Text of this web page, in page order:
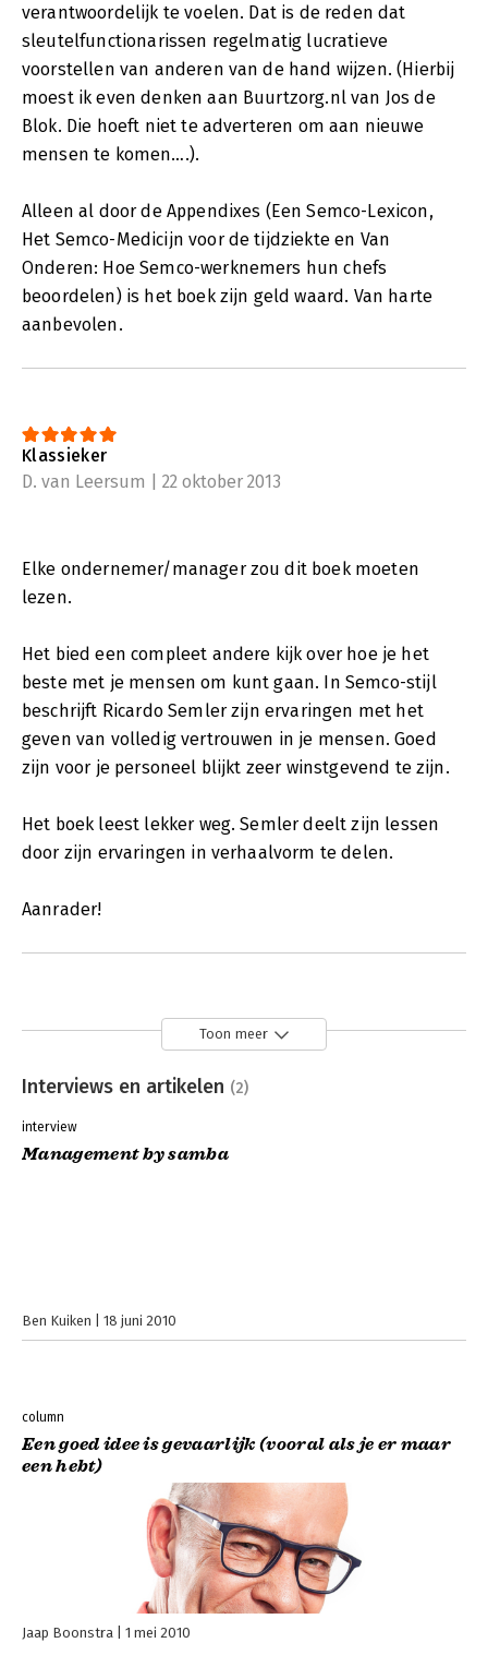
verantwoordelijk te voelen. Dat is de reden dat
sleutelfunctionarissen regelmatig lucratieve
voorstellen van anderen van de hand wijzen. (Hierbij
moest ik even denken aan Buurtzorg.nl van Jos de
Blok. Die hoeft niet te adverteren om aan nieuwe
mensen te komen….).
Alleen al door de Appendixes (Een Semco-Lexicon,
Het Semco-Medicijn voor de tijdziekte en Van
Onderen: Hoe Semco-werknemers hun chefs
beoordelen) is het boek zijn geld waard. Van harte
aanbevolen.
Klassieker
D. van Leersum | 22 oktober 2013
Elke ondernemer/manager zou dit boek moeten
lezen.
Het bied een compleet andere kijk over hoe je het
beste met je mensen om kunt gaan. In Semco-stijl
beschrijft Ricardo Semler zijn ervaringen met het
geven van volledig vertrouwen in je mensen. Goed
zijn voor je personeel blijkt zeer winstgevend te zijn.
Het boek leest lekker weg. Semler deelt zijn lessen
door zijn ervaringen in verhaalvorm te delen.
Aanrader!
Toon meer
Interviews en artikelen (2)
interview
Management by samba
Ben Kuiken 18 juni 2010
column
Een goed idee is gevaarlijk (vooral als je er maar
een hebt)
Jaap Boonstra 1 mei 2010